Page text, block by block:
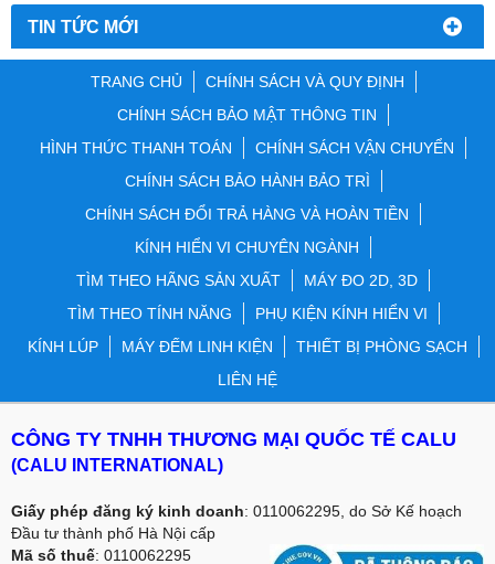
TIN TỨC MỚI
TRANG CHỦ
CHÍNH SÁCH VÀ QUY ĐỊNH
CHÍNH SÁCH BẢO MẬT THÔNG TIN
HÌNH THỨC THANH TOÁN
CHÍNH SÁCH VẬN CHUYỂN
CHÍNH SÁCH BẢO HÀNH BẢO TRÌ
CHÍNH SÁCH ĐỔI TRẢ HÀNG VÀ HOÀN TIỀN
KÍNH HIỂN VI CHUYÊN NGÀNH
TÌM THEO HÃNG SẢN XUẤT
MÁY ĐO 2D, 3D
TÌM THEO TÍNH NĂNG
PHỤ KIỆN KÍNH HIỂN VI
KÍNH LÚP
MÁY ĐẾM LINH KIỆN
THIẾT BỊ PHÒNG SẠCH
LIÊN HỆ
CÔNG TY TNHH THƯƠNG MẠI QUỐC TẾ CALU
(CALU INTERNATIONAL)
Giấy phép đăng ký kinh doanh: 0110062295, do Sở Kế hoạch
Đầu tư thành phố Hà Nội cấp
Mã số thuế: 0110062295